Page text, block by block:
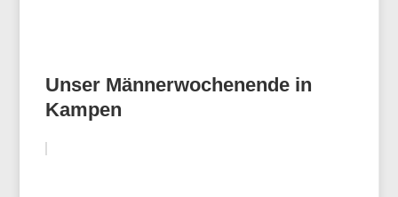
Unser Männerwochenende in
Kampen